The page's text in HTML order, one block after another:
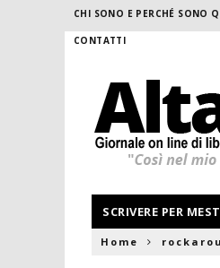
CHI SONO E PERCHÉ SONO
CONTATTI
SCRIVERE PER
Home